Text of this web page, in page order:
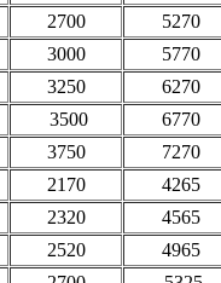
2700
5270
3000
5770
3250
6270
3500
6770
3750 7270
2170
4265
2320
4565
2520
4965